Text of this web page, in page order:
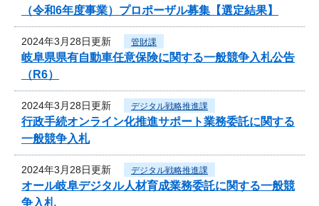
（令和6年度事業）プロポーザル募集【選定結果】
2024年3月28日更新 管財課
岐阜県県有自動車任意保険に関する一般競争入札公告
（R6）
2024年3月28日更新 デジタル戦略推進課
行政手続オンライン化推進サポート業務委託に関する
一般競争入札
2024年3月28日更新 デジタル戦略推進課
オール岐阜デジタル人材育成業務委託に関する一般競
争入札